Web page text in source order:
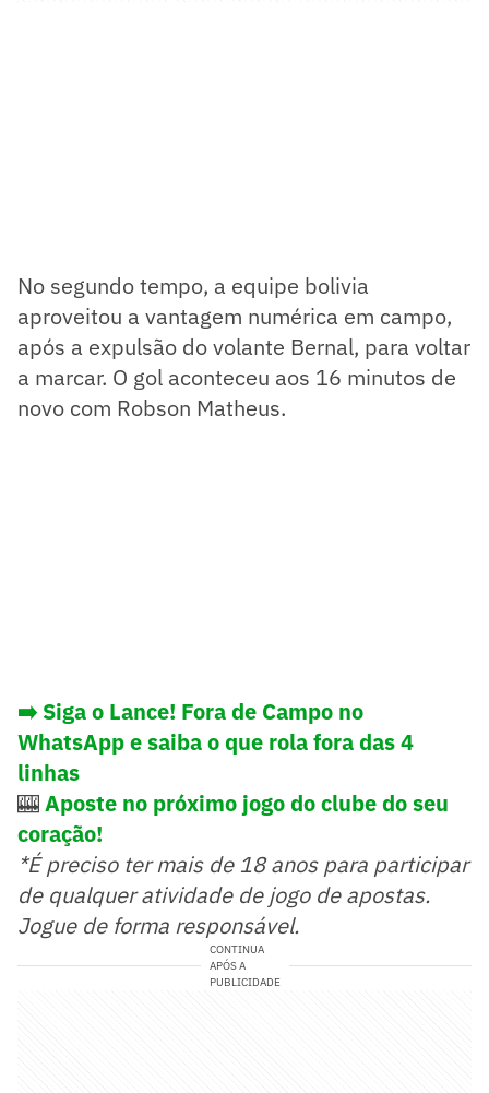
No segundo tempo, a equipe bolivia
aproveitou a vantagem numérica em campo,
após a expulsão do volante Bernal, para voltar
a marcar. O gol aconteceu aos 16 minutos de
novo com Robson Matheus.
➡️ Siga o Lance! Fora de Campo no
WhatsApp e saiba o que rola fora das 4
linhas
🎰Aposte no próximo jogo do clube do seu
coração!
*É preciso ter mais de 18 anos para participar
de qualquer atividade de jogo de apostas.
Jogue de forma responsável.
CONTINUA
APÓS A
PUBLICIDADE